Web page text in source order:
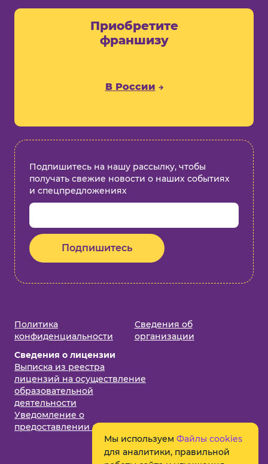
Подпишитесь на нашу рассылку, чтобы
получать свежие новости о наших событиях
и спецпредложениях
Подпишитесь
Приобретите
франшизу
В России
Политика
конфиденциальности
Cведения об
организации
Сведения о лицензии
Выписка из реестра
лицензий на осуществление
образовательной
деятельности
Уведомление о
предоставлении лицензии
Мы используем Файлы cookies
для аналитики, правильной